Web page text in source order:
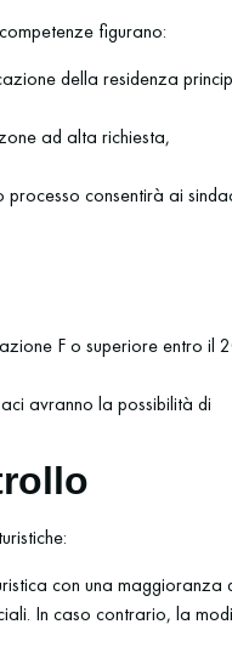
figurano:
della residenza
ad alta richiesta,
consentirà ai
F o superiore entro il
avranno la possibilità di
con una maggioranza
In caso contrario, la